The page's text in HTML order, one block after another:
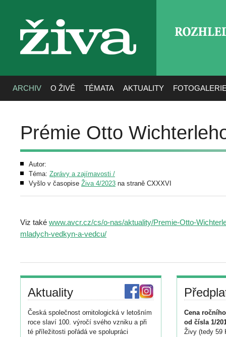
živa
ARCHIV O ŽIVĚ TÉMATA AKTUALITY
Prémie Otto
Autor:
Téma: Zprávy a zajímavosti /
Vyšlo v časopise Živa 4/2023 na straně CXXXVI
Viz také www.avcr.cz/cs/o-nas/aktuality/Premie-Otto-
mladych-vedkyn-a-vedcu/
Aktuality
Česká společnost ornitologická v letošním
roce slaví 100. výročí svého vzniku a při
té příležitosti pořádá ve spolupráci
Cena
od čísla 1/
Živy (tedy 59